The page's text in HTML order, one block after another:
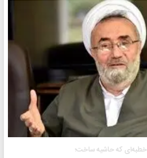
خطبه‌ای که حاشیه ساخت؛